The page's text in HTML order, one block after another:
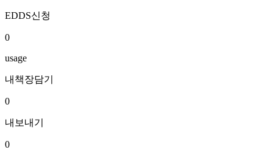
EDDS신청
0
usage
내책장담기
0
내보내기
0